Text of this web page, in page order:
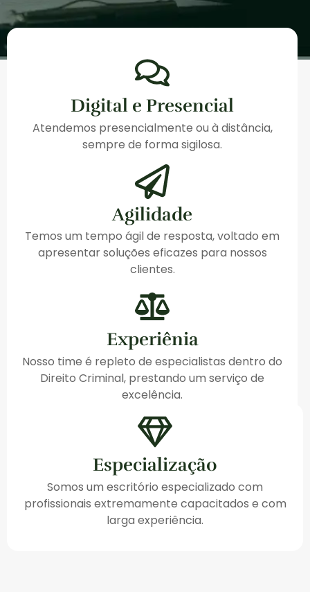
Digital e Presencial
Atendemos presencialmente ou à distância,
sempre de forma sigilosa.
Agilidade
Temos um tempo ágil de resposta, voltado em
apresentar soluções eficazes para nossos
clientes.
Experiênia
Nosso time é repleto de especialistas dentro do
Direito Criminal, prestando um serviço de
excelência.
Especialização
Somos um escritório especializado com
profissionais extremamente capacitados e com
larga experiência.